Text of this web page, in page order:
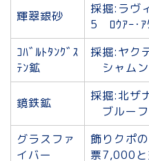
輝翠銀砂
採掘:ラヴ
5 ﾛｳｱｰ･ｱ
ｺﾊﾞﾙﾄﾀﾝｸﾞｽ
ﾃﾝ鉱
採掘:ヤク
シャム
鏡鉄鉱
採掘:北ザ
ブルー
グラスファ
イバー
飾りクポ
票7,000と